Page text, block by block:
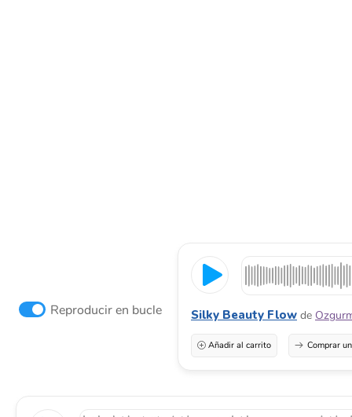
Reproducir en bucle Silky Beauty Flow de
Añadir al carrito Comprar